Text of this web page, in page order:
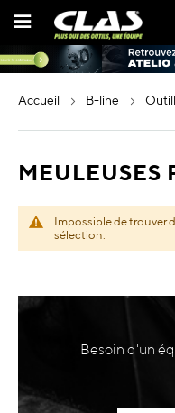
accueil b-line
MEULEUSES
Impossible de trouver
sélection.
Besoin d'un